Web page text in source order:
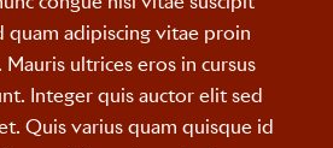
quam adipiscing vitae proin
Mauris ultrices eros in cursus
Integer quis auctor elit sed
Quis varius quam quisque id